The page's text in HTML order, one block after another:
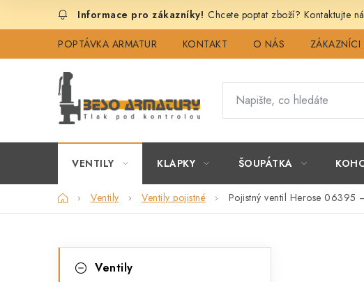
Chcete poptat zboží? Kontaktujte
POPTÁVKA ARMATUR KONTAKT O NÁS ZÁKAZNÍCI
VENTILY KLAPKY ŠOUPÁTKA
DomůVentily Ventily pojistné Pojistný ventil Herose 06395
kategorieVentily